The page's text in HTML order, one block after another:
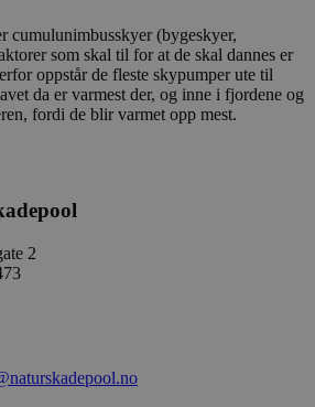
cumulunimbusskyer (bygeskyer,
som skal til for at de skal dannes er
oppstår de fleste skypumper ute til
da er varmest der, og inne i fjordene og
fordi de blir varmet opp mest.
2